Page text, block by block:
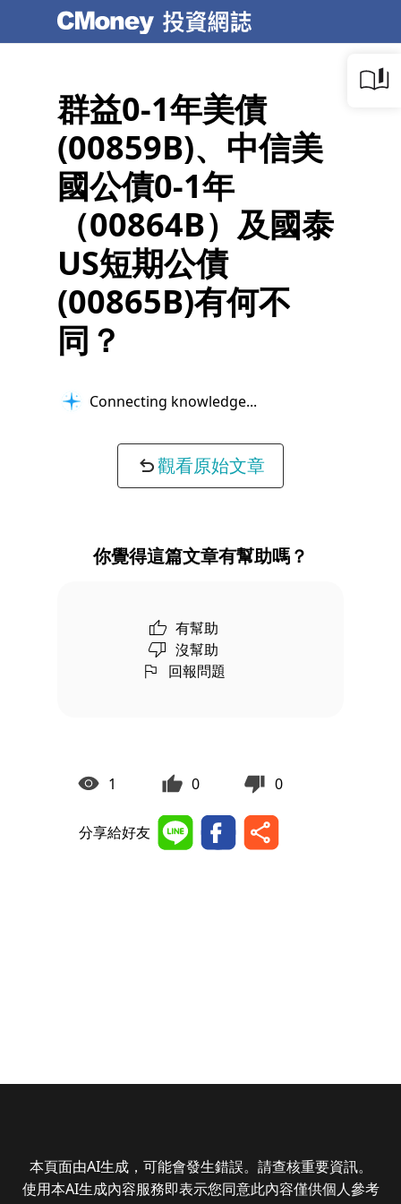
群益0-1年美債
(00859B)、中信美
國公債0-1年
（00864B）及國泰
US短期公債
(00865B)有何不
同？
Checking completeness...
觀看原始文章
你覺得這篇文章有幫助嗎？
有幫助
沒幫助
回報問題
1 0 0
分享給好友
本頁面由AI生成，可能會發生錯誤。請查核重要資訊。
使用本AI生成內容服務即表示您同意此內容僅供個人參考